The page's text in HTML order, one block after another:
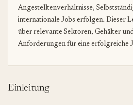
Angestelltenverhältnisse,
internationale Jobs erfolgen. Dieser
über relevante Sektoren, Gehälter
Anforderungen für eine erfolgreiche
Einleitung